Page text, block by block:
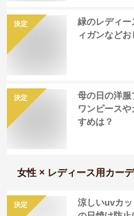
決定
緑のレディー
ィガンなどお
決定
母の日の洋服
ワンピース
すめは？
女性 × レディース用カー
決定
涼しいuvカ